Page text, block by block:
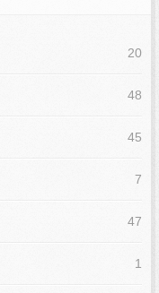
20
48
45
7
47
1